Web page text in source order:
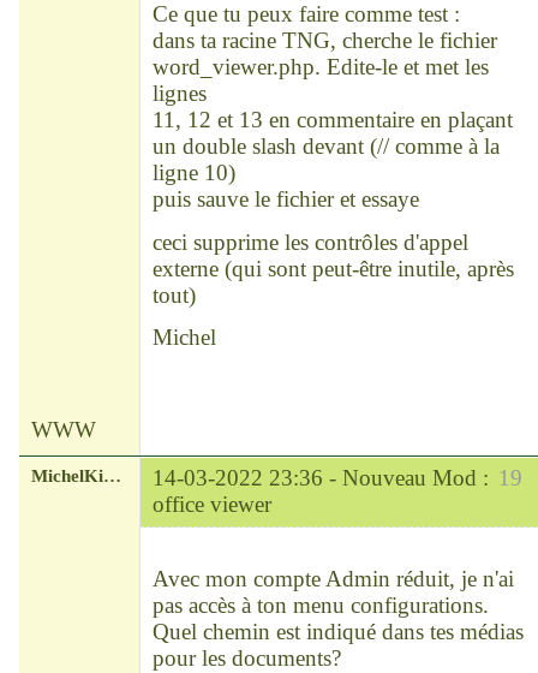
Ce que tu peux faire comme test :
dans ta racine TNG, cherche le fichier
word_viewer.php. Edite-le et met les
lignes
11, 12 et 13 en commentaire en plaçant
un double slash devant (// comme à la
ligne 10)
puis sauve le fichier et essaye
ceci supprime les contrôles d'appel
externe (qui sont peut-être inutile, après
tout)
Michel
WWW
19
MichelKirsch 14-03-2022 23:36 - Nouveau Mod :
office viewer
Avec mon compte Admin réduit, je n'ai
pas accès à ton menu configurations.
Quel chemin est indiqué dans tes médias
pour les documents?